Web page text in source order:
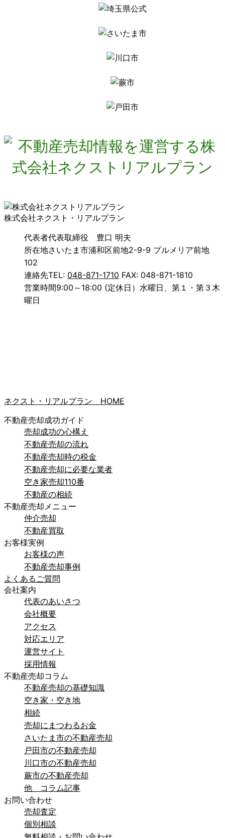
株式会社ネクスト・リアルプラン
代表者代表取締役 豊口 明夫
所在地さいたま市浦和区前地2-9-9 プルメリア前地
102
連絡先TEL: 048-871-1710 FAX: 048-871-1810
営業時間9:00～18:00 (定休日）水曜日、第１・第３木
曜日
ネクスト・リアルプラン HOME
不動産売却成功ガイド
売却成功の心構え
不動産売却の流れ
不動産売却時の税金
不動産売却に必要な業者
空き家売却110番
不動産の相続
不動産売却メニュー
仲介売却
不動産買取
お客様実例
お客様の声
不動産売却事例
よくあるご質問
会社案内
代表のあいさつ
会社概要
アクセス
対応エリア
運営サイト
採用情報
不動産売却コラム
不動産売却の基礎知識
空き家・空き地
相続
売却にまつわるお金
さいたま市の不動産売却
戸田市の不動産売却
川口市の不動産売却
蕨市の不動産売却
他 コラム記事
お問い合わせ
売却査定
個別相談